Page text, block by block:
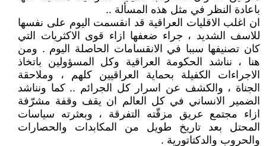
باعادة النظر في مثل هذه المسألة ..
ان اغلب الاقليات العراقية قد انقسمت اليوم على نفسها
للاسف الشديد ، جراء ضعفها ازاء قوى الاكثريات التي
كان تصنيفها سببا في الانقسامات الحاصلة اليوم . ومن
هنا ، نناشد الحكومة العراقية وكل المسؤولين باتخاذ
الاجراءات الكفيلة بحماية العراقيين كلهم ، وملاحقة
الجناة ، والكشف عن اسرار كل الجرائم .. كما ونناشد
الضمير الانساني في كل العالم ان يقف وقفة مشرّفة
ازاء مجتمع عريق مزقّته التفرقة ، وبعثرته سياسات
المحتل بعد تاريخ طويل من المكابدات والحصارات
والحروب والدكتاتورية .